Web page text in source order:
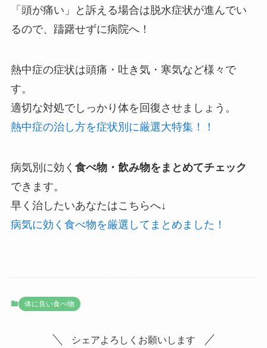
「頭が痛い」と訴える場合は脱水症状が進んでい
るので、躊躇せずに病院へ！
熱中症の症状は頭痛・吐き気・寒気など様々で
す。
適切な対処でしっかり体を回復させましょう。
熱中症の治し方を症状別に厳選大特集！！
病気別に効く 食べ物・飲み物をまとめてチェック
できます。
早く治したいあなたはこちらへ↓
病気に効く食べ物を厳選してまとめました！
体に良い食べ物
シェアよろしくお願いします